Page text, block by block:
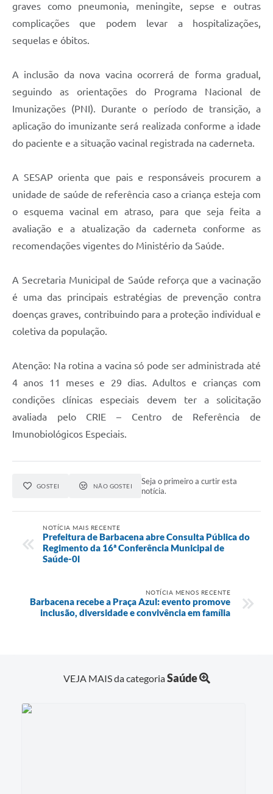
Legislação
Telefones Úteis
Transparência
SIC
graves como pneumonia, meningite, sepse e outras
complicações que podem levar a hospitalizações,
sequelas e óbitos.
A inclusão da nova vacina ocorrerá de forma gradual,
seguindo as orientações do Programa Nacional de
Imunizações (PNI). Durante o período de transição, a
aplicação do imunizante será realizada conforme a idade
do paciente e a situação vacinal registrada na caderneta.
A SESAP orienta que pais e responsáveis procurem a
unidade de saúde de referência caso a criança esteja com
o esquema vacinal em atraso, para que seja feita a
avaliação e a atualização da caderneta conforme as
recomendações vigentes do Ministério da Saúde.
A Secretaria Municipal de Saúde reforça que a vacinação
é uma das principais estratégias de prevenção contra
doenças graves, contribuindo para a proteção individual e
coletiva da população.
Atenção: Na rotina a vacina só pode ser administrada até
4 anos 11 meses e 29 dias. Adultos e crianças com
condições clínicas especiais devem ter a solicitação
avaliada pelo CRIE – Centro de Referência de
Imunobiológicos Especiais.
GOSTEI NÃO GOSTEI
Seja o primeiro a curtir esta
notícia.
NOTÍCIA MAIS RECENTE
Prefeitura de Barbacena abre Consulta Pública do
Regimento da 16ª Conferência Municipal de
Saúde-0l
NOTÍCIA MENOS RECENTE
Barbacena recebe a Praça Azul: evento promove
inclusão, diversidade e convivência em família
VEJA MAIS da categoriaSaúde